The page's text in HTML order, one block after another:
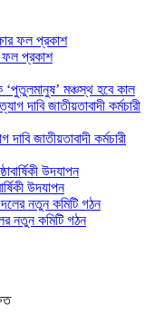
ফল প্রকাশ
‘পুতুলমানুষ’ মঞ্চস্থ হবে কাল
জাতীয়তাবাদী কর্মচারী
উদযাপন
নতুন কমিটি গঠন